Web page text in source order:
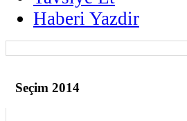
Haberi Yazdir
Seçim 2014